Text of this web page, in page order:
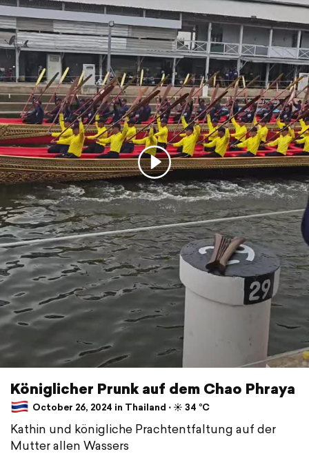
Königlicher Prunk auf dem Chao Phraya
October 26, 2024 in Thailand ⋅ ☀️ 34 °C
Kathin und königliche Prachtentfaltung auf der
Mutter allen Wassers